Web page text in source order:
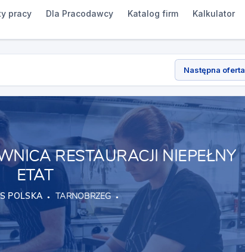
pracy Dla Pracodawcy Katalog firm Kalkulator
Następna oferta
RESTAURACJI NIEPEŁNY
ETAT
POLSKA TARNOBRZEG